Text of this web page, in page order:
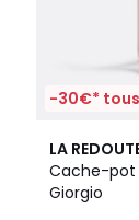
-30€*
LA
Cache-pot
Giorgio
4,1
/ 5
2
Couleurs